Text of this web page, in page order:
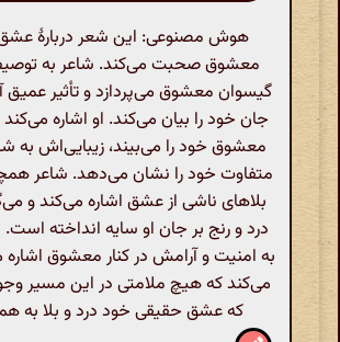
هوش مصنوعی: این شعر دربارهٔ عشق
معشوق صحبت می‌کند. شاعر به
گیسوان معشوق می‌پردازد و تأثیر عمیق
جان خود را بیان می‌کند. او اشاره می‌کند
معشوق خود را می‌بیند، زیبایی‌اش به
متفاوت خود را نشان می‌دهد. شاعر
بلاهای ناشی از عشق اشاره می‌کند و
درد و رنج بر جان او سایه انداخته است.
به امنیت و آرامش در کنار معشوق اشاره
می‌کند که هیچ ملامتی در این مسیر
که عشق حقیقی خود درد و بلا به